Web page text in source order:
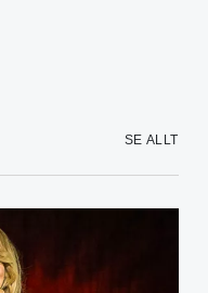
SE ALLT